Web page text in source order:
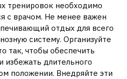
тренировок необходимо
с врачом. Не менее важен
отдых для всего
систему. Организуйте
так, чтобы обеспечить
избежать длительного
положении. Внедряйте эти